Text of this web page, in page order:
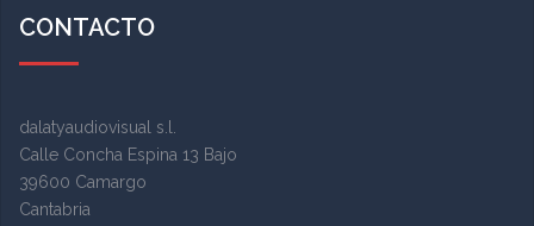
CONTACTO
dalatyaudiovisual s.l.
Calle Concha Espina 13 Bajo
39600 Camargo
Cantabria